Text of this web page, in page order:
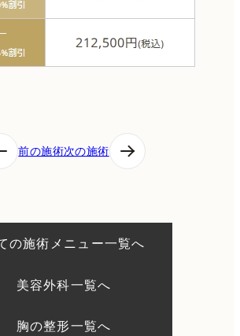
前の施術次の施術
の施術メニュー一覧へ
美容外科一覧へ
胸の整形一覧へ